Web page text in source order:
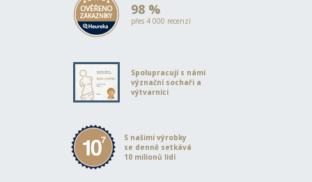
98 %
přes 4 000 recenzí
Spolupracují s námi
význační sochaři a
výtvarníci
S našimi výrobky
se denně setkává
10 milionů lidí